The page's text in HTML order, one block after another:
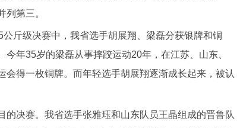
列第三。
级决赛中，我省选手胡展翔、梁磊分获银牌和铜
年35岁的梁磊从事摔跤运动20年，在江苏、山东、
会得一枚铜牌。而年轻选手胡展翔逐渐成长起来，被认
决赛。我省选手张雅珏和山东队员王晶组成的晋鲁队